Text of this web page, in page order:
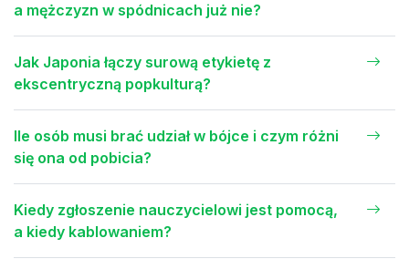
a mężczyzn w spódnicach już nie?
Jak Japonia łączy surową etykietę z
ekscentryczną popkulturą?
Ile osób musi brać udział w bójce i czym różni
się ona od pobicia?
Kiedy zgłoszenie nauczycielowi jest pomocą,
a kiedy kablowaniem?